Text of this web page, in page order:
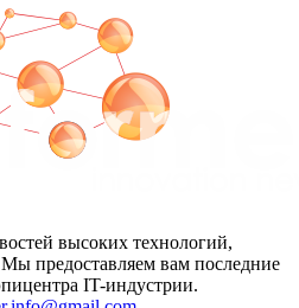
высоких технологий,
предоставляем вам последние
IT-индустрии.